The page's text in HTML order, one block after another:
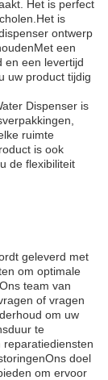
Het is perfect
is
ontwerp
een
en een levertijd
uw product tijdig
Dispenser is
ruimte
is ook
de flexibiliteit
geleverd met
om optimale
team van
of vragen
om uw
te
doel
om ervoor